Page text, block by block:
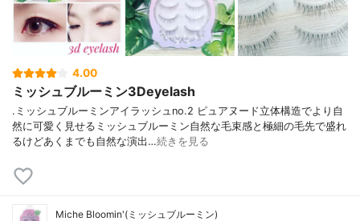
4.00
ミッシュブルーミン3Deyelash
.ミッシュブルーミンアイラッシュno.2 ピュアヌード立体構造でより自
然に可愛く見せるミッシュブルーミン自然な毛束感と極細の毛先で盛れ
るけどあくまでも自然な演出…続きを見る
Miche Bloomin'(ミッシュブルーミン)